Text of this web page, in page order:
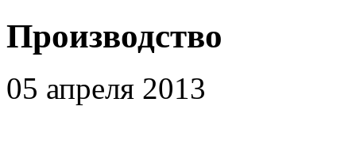
Производство
05 апреля 2013